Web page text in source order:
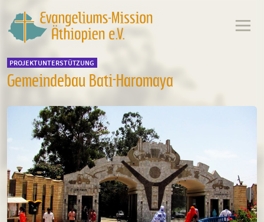
PROJEKTUNTERSTÜTZUNG
Gemeindebau Bati-Haromaya